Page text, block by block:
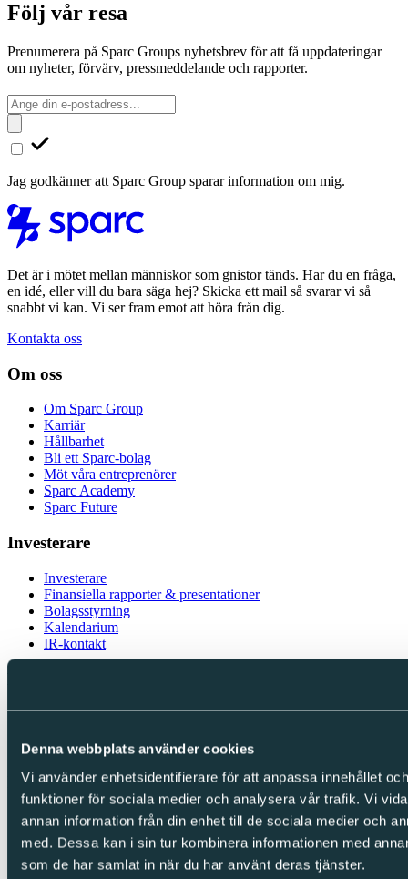
Denna webbplats använder cookies
Vi använder enhetsidentifierare för att anpassa innehållet
funktioner för sociala medier och analysera vår trafik. Vi
annan information från din enhet till de sociala medier och
med. Dessa kan i sin tur kombinera informationen med
som de har samlat in när du har använt deras tjänster.
Följ vår resa
Prenumerera på Sparc Groups nyhetsbrev för att få uppdateringar
om nyheter, förvärv, pressmeddelande och rapporter.
Jag godkänner att Sparc Group sparar information om mig.
Det är i mötet mellan människor som gnistor tänds. Har du en fråga,
en idé, eller vill du bara säga hej? Skicka ett mail så svarar vi så
snabbt vi kan. Vi ser fram emot att höra från dig.
Kontakta oss
Om oss
Om Sparc Group
Karriär
Hållbarhet
Bli ett Sparc-bolag
Möt våra entreprenörer
Sparc Academy
Sparc Future
Investerare
Investerare
Finansiella rapporter & presentationer
Bolagsstyrning
Kalendarium
IR-kontakt
LinkedIn
Instagram
Integritet
Cookies
Integritetspolicy
Visselblåsning